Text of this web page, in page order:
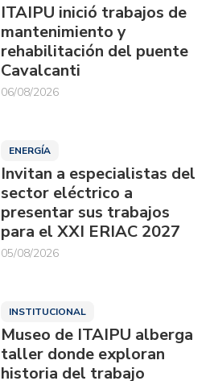
ITAIPU inició trabajos de
mantenimiento y
rehabilitación del puente
Cavalcanti
06/08/2026
ENERGÍA
Invitan a especialistas del
sector eléctrico a
presentar sus trabajos
para el XXI ERIAC 2027
05/08/2026
INSTITUCIONAL
Museo de ITAIPU alberga
taller donde exploran
historia del trabajo